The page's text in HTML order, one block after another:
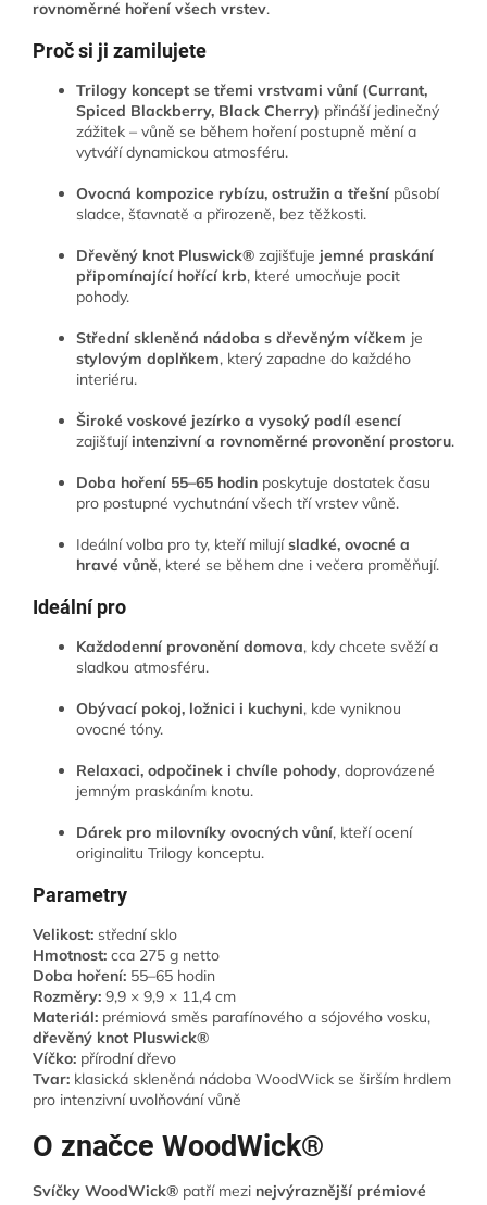
rovnoměrné hoření všech vrstev.
Proč si ji zamilujete
Trilogy koncept se třemi vrstvami vůní (Currant,
Spiced Blackberry, Black Cherry) přináší jedinečný
zážitek – vůně se během hoření postupně mění a
vytváří dynamickou atmosféru.
Ovocná kompozice rybízu, ostružin a třešní působí
sladce, šťavnatě a přirozeně, bez těžkosti.
Dřevěný knot Pluswick® zajišťuje jemné praskání
připomínající hořící krb, které umocňuje pocit
pohody.
Střední skleněná nádoba s dřevěným víčkem je
stylovým doplňkem, který zapadne do každého
interiéru.
Široké voskové jezírko a vysoký podíl esencí
zajišťujíintenzivní a rovnoměrné provonění prostoru.
Doba hoření 55–65 hodin poskytuje dostatek času
pro postupné vychutnání všech tří vrstev vůně.
Ideální volba pro ty, kteří milujísladké, ovocné a
hravé vůně, které se během dne i večera proměňují.
Ideální pro
Každodenní provonění domova, kdy chcete svěží a
sladkou atmosféru.
Obývací pokoj, ložnici i kuchyni, kde vyniknou
ovocné tóny.
Relaxaci, odpočinek i chvíle pohody, doprovázené
jemným praskáním knotu.
Dárek pro milovníky ovocných vůní, kteří ocení
originalitu Trilogy konceptu.
Parametry
Velikost: střední sklo
Hmotnost: cca 275 g netto
Doba hoření: 55–65 hodin
Rozměry: 9,9 × 9,9 × 11,4 cm
Materiál: prémiová směs parafínového a sójového vosku,
dřevěný knot Pluswick®
Víčko: přírodní dřevo
Tvar: klasická skleněná nádoba WoodWick se širším hrdlem
pro intenzivní uvolňování vůně
O značce WoodWick®
Svíčky WoodWick® patří mezi nejvýraznější prémiové